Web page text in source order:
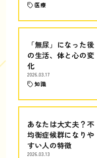
医療
「無尿」になった後
の生活、体と心の変
化
2026.03.17
知識
あなたは大丈夫？不
均衡症候群になりや
すい人の特徴
2026.03.13